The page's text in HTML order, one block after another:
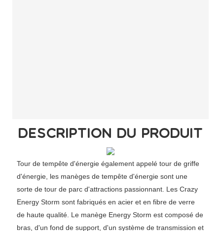
DESCRIPTION DU PRODUIT
Tour de tempête d'énergie également appelé tour de griffe
d'énergie, les manèges de tempête d'énergie sont une
sorte de tour de parc d'attractions passionnant. Les Crazy
Energy Storm sont fabriqués en acier et en fibre de verre
de haute qualité. Le manège Energy Storm est composé de
bras, d'un fond de support, d'un système de transmission et